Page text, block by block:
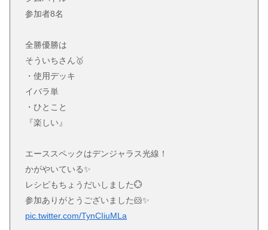
参加者8名
全勝優勝は
そういちさん🥇
・使用デッキ
イバラ単
・ひとこと
『楽しい』
エーススペックはデンジャラス光線！
かがやいている✨
レシピもちょうだいしました💮
参加ありがとうございました🐹✨
pic.twitter.com/TynCIiuMLa